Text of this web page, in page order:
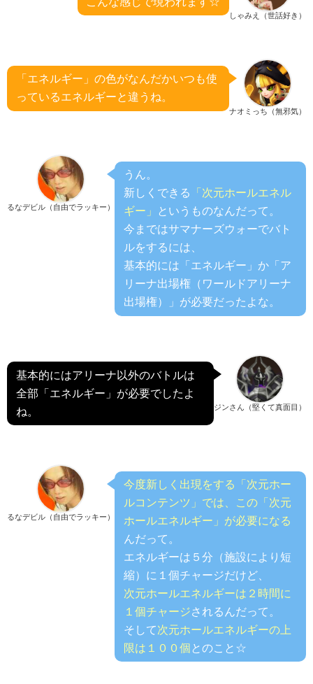
しゃみえ（世話好き）
ナオミっち（無邪気）
「エネルギー」の色がなんだかいつも使
っているエネルギーと違うね。
るなデビル（自由でラッキー）
うん。
新しくできる 「次元ホールエネル
ギー」
というものなんだって。
今まではサマナーズウォーでバト
ルをするには、
基本的には「エネルギー」か「ア
リーナ出場権（ワールドアリーナ
出場権）」が必要だったよな。
ジンさん（堅くて真面目）
基本的にはアリーナ以外のバトルは
全部「エネルギー」が必要でしたよ
ね。
るなデビル（自由でラッキー）
今度新しく出現をする「次元ホー
ルコンテンツ」では、この「次元
ホールエネルギー」が必要になる
んだって。
エネルギーは５分（施設により短
縮）に１個チャージだけど、
次元ホールエネルギーは２時間に
１個チャージされるんだって。
そして次元ホールエネルギーの上
限は１００個 とのこと☆